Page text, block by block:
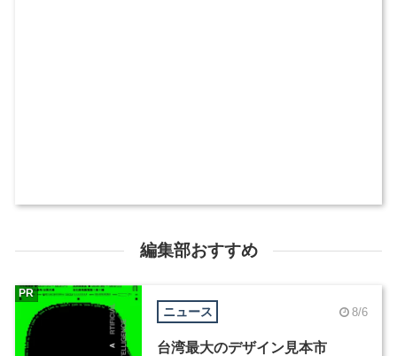
編集部おすすめ
ニュース 8/6
台湾最大のデザイン見本市
PR